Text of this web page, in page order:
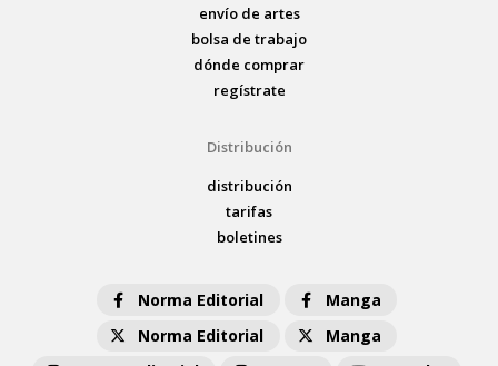
envío de artes
bolsa de trabajo
dónde comprar
regístrate
Distribución
distribución
tarifas
boletines
Norma Editorial
Manga
Norma Editorial
Manga